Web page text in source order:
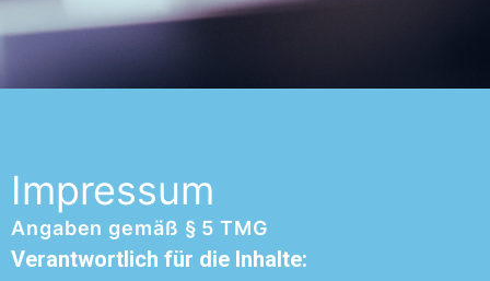
Impressum
Angaben gemäß § 5 TMG
Verantwortlich für die Inhalte: